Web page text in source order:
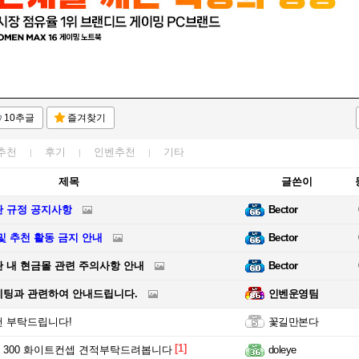
10추글 즐겨찾기
천 후기 인벤추천 기타
제목 글쓴이
규정 공지사항 Bector
추천 활동 금지 안내 Bector
내 현금몰 관련 주의사항 안내 Bector
팅과 관련하여 안내드립니다. 인벤운영팀
부탁드립니다! 꽃길만본다
화이트컨셉 견적부탁드려봅니다 [1] doleye